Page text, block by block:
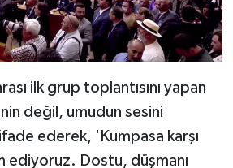
ilk grup toplantısını yapan
değil, umudun sesini
ederek, 'Kumpasa karşı
ediyoruz. Dostu, düşmanı